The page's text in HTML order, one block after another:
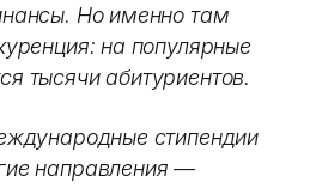
Но именно там
на популярные
тысячи абитуриентов.
стипендии
направления —